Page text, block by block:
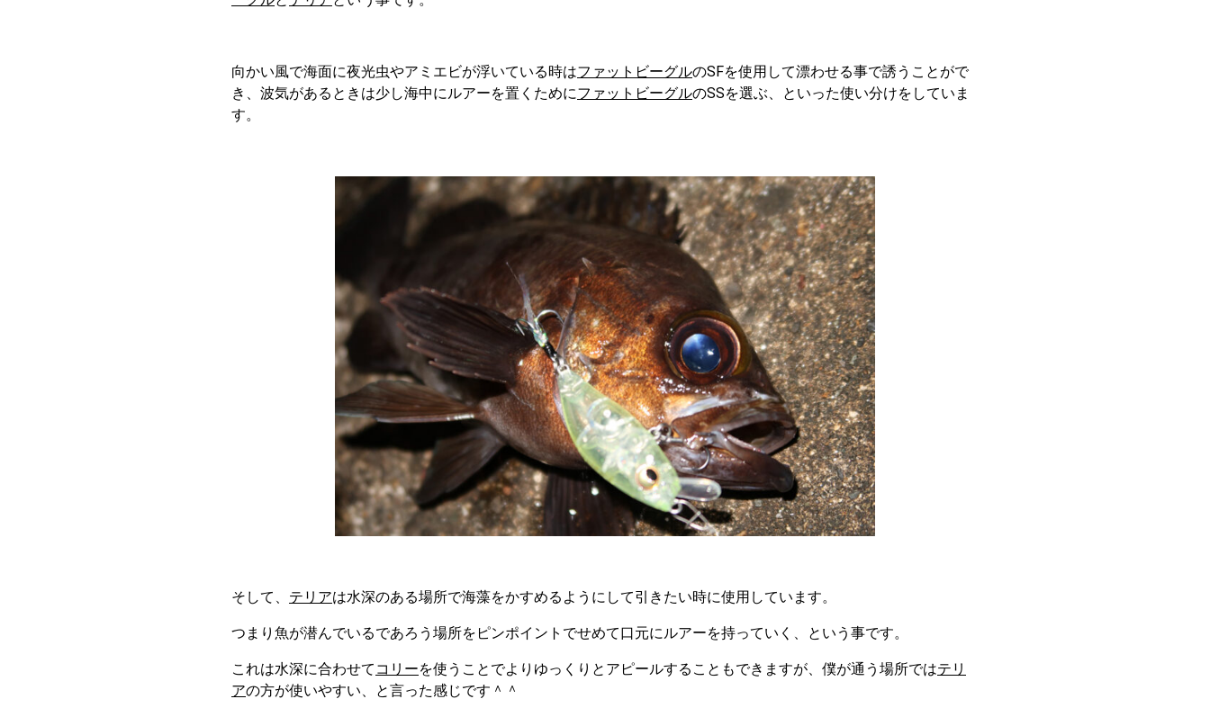
向かい風で海面に夜光虫やアミエビが浮いている時はファットビーグルのSFを使用して漂わせる事で誘うことがで
き、波気があるときは少し海中にルアーを置くためにファットビーグルのSSを選ぶ、といった使い分けをしていま
す。
そして、 テリアは水深のある場所で海藻をかすめるようにして引きたい時に使用しています。
つまり魚が潜んでいるであろう場所をピンポイントでせめて口元にルアーを持っていく、という事です。
これは水深に合わせて コリーを使うことでよりゆっくりとアピールすることもできますが、僕が通う場所ではテリ
アの方が使いやすい、と言った感じです＾＾